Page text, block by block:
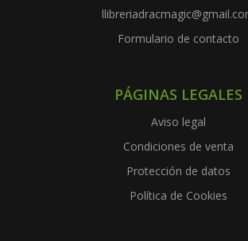
Formulario de contacto
PÁGINAS LEGALES
Aviso legal
Condiciones de venta
Protección de datos
Política de Cookies